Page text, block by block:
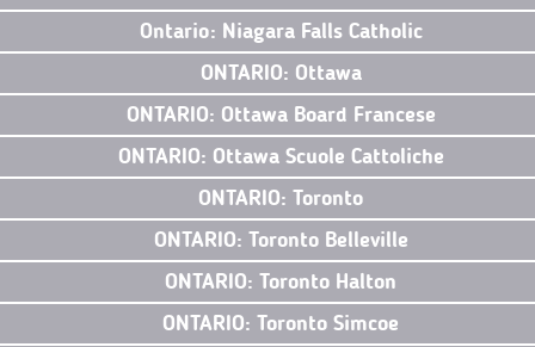
Ontario: Niagara Falls Catholic
ONTARIO: Ottawa
ONTARIO: Ottawa Board Francese
ONTARIO: Ottawa Scuole Cattoliche
ONTARIO: Toronto
ONTARIO: Toronto Belleville
ONTARIO: Toronto Halton
ONTARIO: Toronto Simcoe